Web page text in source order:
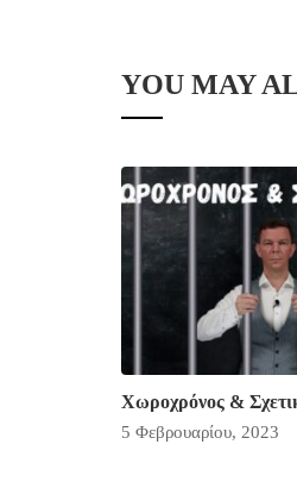
YOU MAY
Χωροχρόνος &
5 Φεβρουαρίου, 2023